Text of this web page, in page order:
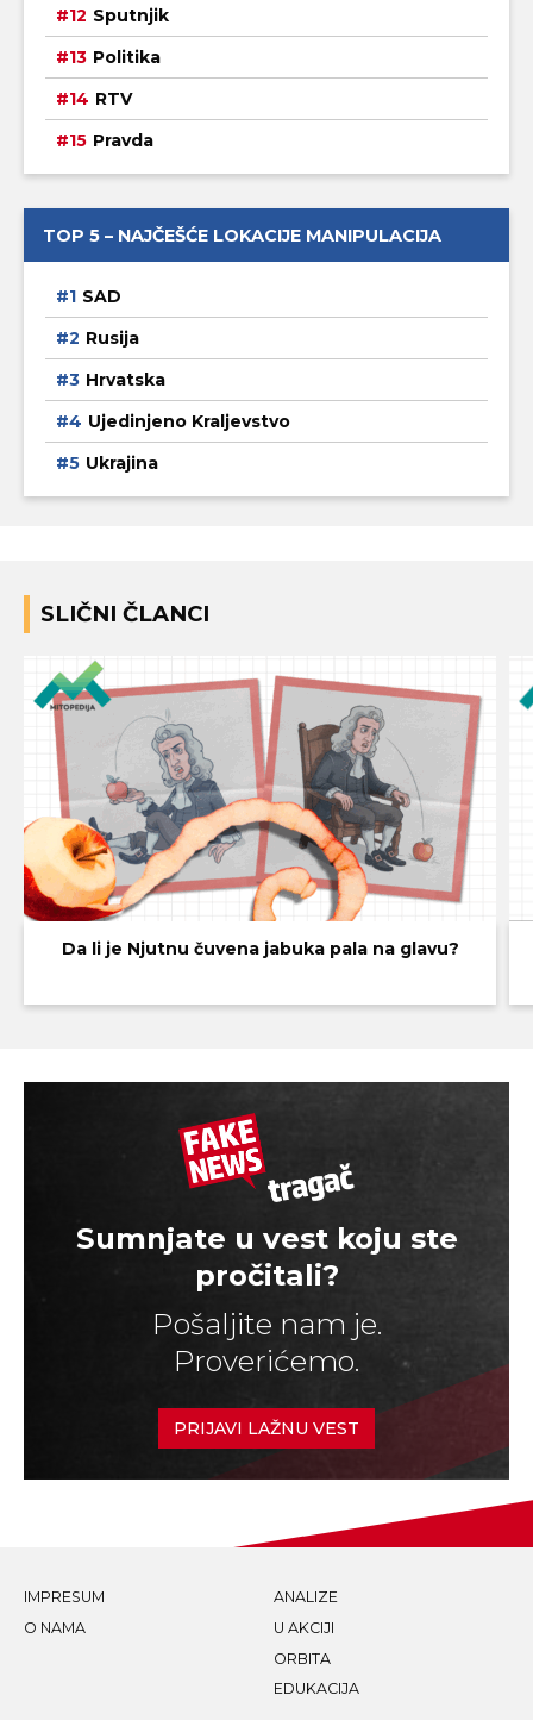
Sputnjik
Politika
RTV
Pravda
TOP 5 – NAJČEŠĆE LOKACIJE MANIPULACIJA
SAD
Rusija
Hrvatska
Ujedinjeno Kraljevstvo
Ukrajina
SLIČNI ČLANCI
Da li je Njutnu čuvena jabuka pala na glavu?
Sumnjate u vest koju ste
pročitali?
Pošaljite nam je.
Proverićemo.
PRIJAVI LAŽNU VEST
IMPRESUM
O NAMA
ANALIZE
U AKCIJI
ORBITA
EDUKACIJA